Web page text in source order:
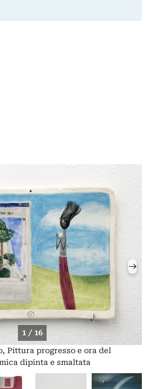
1 / 16
Pittura progresso e ora del
dipinta e smaltata